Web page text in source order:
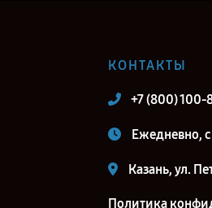
КОНТАКТЫ
+7 (800) 100-
Ежедневно,
Казань, ул.
Политика